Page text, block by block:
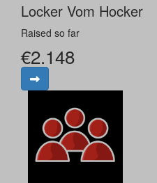
Locker Vom Hocker
Raised so far
€2.148